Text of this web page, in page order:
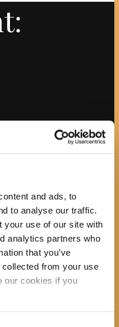
and ads, to
to analyse our traffic.
your use of our site with
analytics partners who
that you’ve
collected from your use
our cookies if you
U